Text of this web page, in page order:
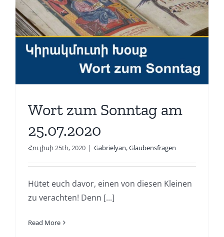
Wort zum Sonntag am
25.07.2020
Հուլիսի 25th, 2020 | Gabrielyan,Glaubensfragen
Hütet euch davor, einen von diesen Kleinen
zu verachten! Denn [...]
Read More